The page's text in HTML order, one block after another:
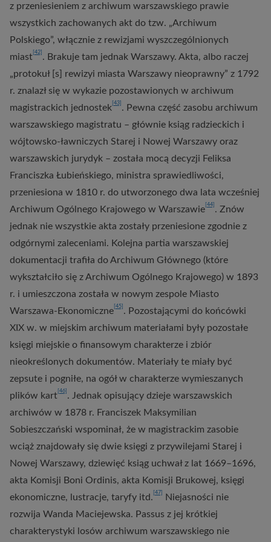
z przeniesieniem z archiwum warszawskiego prawie
wszystkich zachowanych akt do tzw. „Archiwum
Polskiego”, włącznie z rewizjami wyszczególnionych
miast[42] . Brakuje tam jednak Warszawy. Akta, albo raczej
„protokuł [s] rewizyi miasta Warszawy nieoprawny” z 1792
r. znalazł się w wykazie pozostawionych w archiwum
magistrackich jednostek[43] . Pewna część zasobu archiwum
warszawskiego magistratu – głównie ksiąg radzieckich i
wójtowsko-ławniczych Starej i Nowej Warszawy oraz
warszawskich jurydyk – została mocą decyzji Feliksa
Franciszka Łubieńskiego, ministra sprawiedliwości,
przeniesiona w 1810 r. do utworzonego dwa lata wcześniej
Archiwum Ogólnego Krajowego w Warszawie[44] . Znów
jednak nie wszystkie akta zostały przeniesione zgodnie z
odgórnymi zaleceniami. Kolejna partia warszawskiej
dokumentacji trafiła do Archiwum Głównego (które
wykształciło się z Archiwum Ogólnego Krajowego) w 1893
r. i umieszczona została w nowym zespole Miasto
Warszawa-Ekonomiczne[45] . Pozostającymi do końcówki
XIX w. w miejskim archiwum materiałami były pozostałe
księgi miejskie o finansowym charakterze i zbiór
nieokreślonych dokumentów. Materiały te miały być
zepsute i pogniłe, na ogół w charakterze wymieszanych
plików kart[46] . Jednak opisujący dzieje warszawskich
archiwów w 1878 r. Franciszek Maksymilian
Sobieszczański wspominał, że w magistrackim zasobie
wciąż znajdowały się dwie księgi z przywilejami Starej i
Nowej Warszawy, dziewięć ksiąg uchwał z lat 1669–1696,
akta Komisji Boni Ordinis, akta Komisji Brukowej, księgi
ekonomiczne, lustracje, taryfy itd. [47]
Niejasności nie
rozwija Wanda Maciejewska. Passus z jej krótkiej
charakterystyki losów archiwum warszawskiego nie